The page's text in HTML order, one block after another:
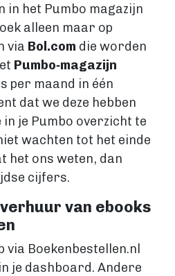
in het Pumbo magazijn
alleen maar op
via Bol.com die worden
Pumbo‑magazijn
per maand in één
dat we deze hebben
je Pumbo overzicht te
wachten tot het einde
het ons weten, dan
cijfers.
van ebooks
via Boekenbestellen.nl
je dashboard. Andere